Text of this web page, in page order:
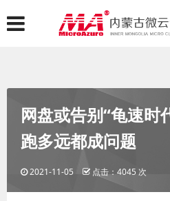
网盘或告别“龟速时
跑多远都成问题
2021-11-05 点击：4045 次